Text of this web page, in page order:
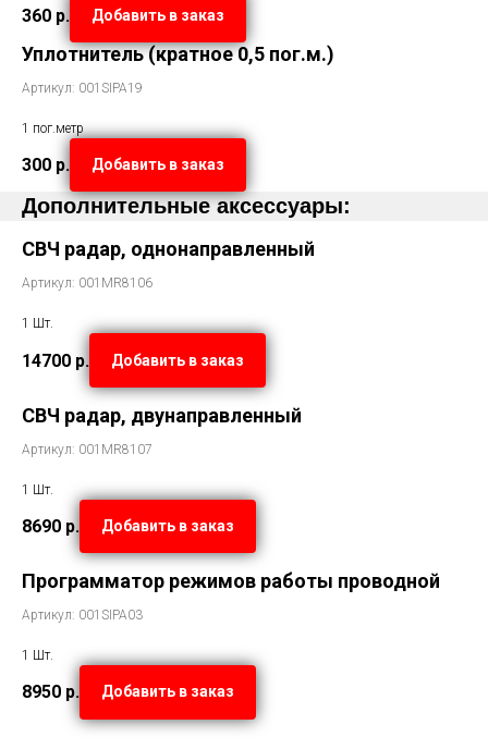
360 р. Добавить в заказ
Уплотнитель (кратное 0,5 пог.м.)
Артикул: 001SIPA19
1 пог.метр
300 р. Добавить в заказ
Дополнительные аксессуары:
СВЧ радар, однонаправленный
Артикул: 001MR8106
1 Шт.
14700 р. Добавить в заказ
СВЧ радар, двунаправленный
Артикул: 001MR8107
1 Шт.
8690 р. Добавить в заказ
Программатор режимов работы проводной
Артикул: 001SIPA03
1 Шт.
8950 р. Добавить в заказ